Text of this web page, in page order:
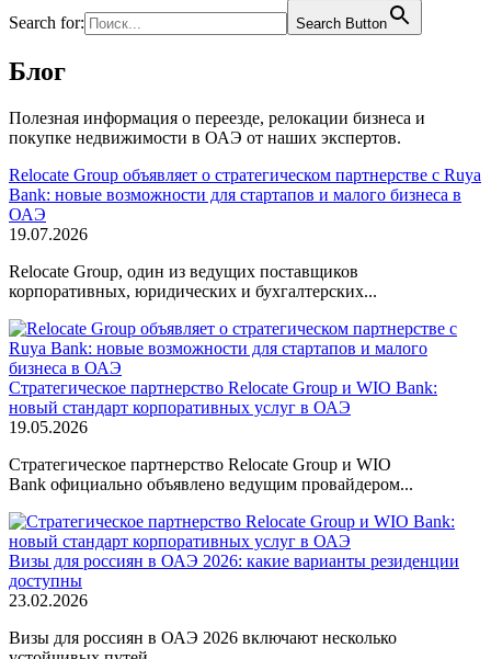
Search for:
Search Button
Блог
Полезная информация о переезде, релокации бизнеса и
покупке недвижимости в ОАЭ от наших экспертов.
Relocate Group объявляет о стратегическом партнерстве с Ruya
Bank: новые возможности для стартапов и малого бизнеса в
ОАЭ
19.07.2026
Relocate Group, один из ведущих поставщиков
корпоративных, юридических и бухгалтерских...
Стратегическое партнерство Relocate Group и WIO Bank:
новый стандарт корпоративных услуг в ОАЭ
19.05.2026
Стратегическое партнерство Relocate Group и WIO
Bank официально объявлено ведущим провайдером...
Визы для россиян в ОАЭ 2026: какие варианты резиденции
доступны
23.02.2026
Визы для россиян в ОАЭ 2026 включают несколько